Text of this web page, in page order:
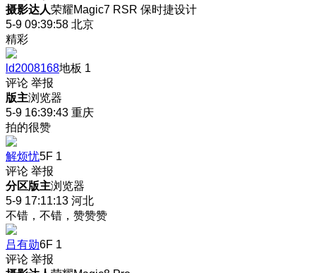
摄影达人荣耀Magic7 RSR 保时捷设计
5-9 09:39:58 北京
精彩
ld2008168地板 1
评论 举报
版主浏览器
5-9 16:39:43 重庆
拍的很赞
解烦忧5F 1
评论 举报
分区版主浏览器
5-9 17:11:13 河北
不错，不错，赞赞赞
吕有勋6F 1
评论 举报